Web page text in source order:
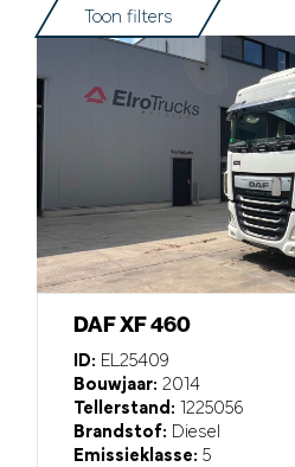
Toon filters
DAF XF 460
ID: EL25409
Bouwjaar: 2014
Tellerstand: 1225056
Brandstof: Diesel
Emissieklasse: 5